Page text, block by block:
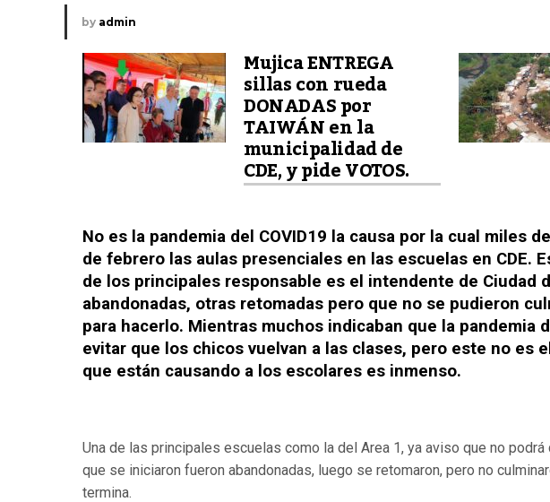
by admin
Mujica ENTREGA
sillas con rueda
DONADAS por
TAIWÁN en la
municipalidad de
CDE, y pide VOTOS.
No es la pandemia del COVID19 la causa por la cual miles
de febrero las aulas presenciales en las escuelas en CDE.
de los principales responsable es el intendente de Ciudad
abandonadas, otras retomadas pero que no se pudieron
para hacerlo. Mientras muchos indicaban que la pandemia
evitar que los chicos vuelvan a las clases, pero este no es
que están causando a los escolares es inmenso.
Una de las principales escuelas como la del Area 1, ya aviso que no
que se iniciaron fueron abandonadas, luego se retomaron, pero no
termina.